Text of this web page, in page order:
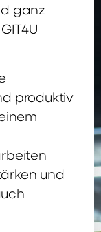
ganz
produktiv
und